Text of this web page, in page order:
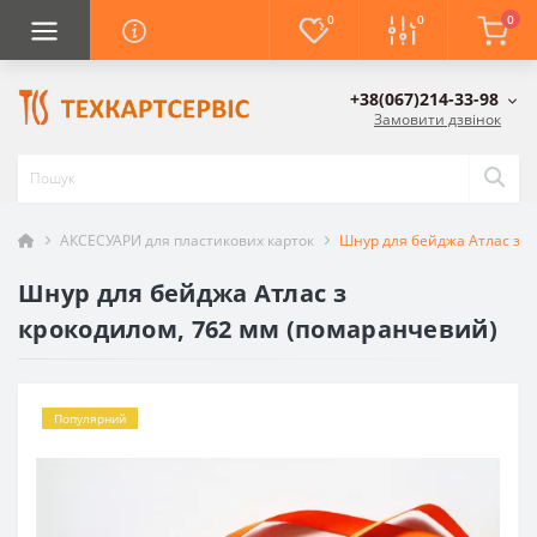
0 0 0
+38(067)214-33-98
Замовити дзвінок
АКСЕСУАРИ для пластикових карток Шнур для бейджа Атлас з
Шнур для бейджа Атлас з
крокодилом, 762 мм (помаранчевий)
Популярний